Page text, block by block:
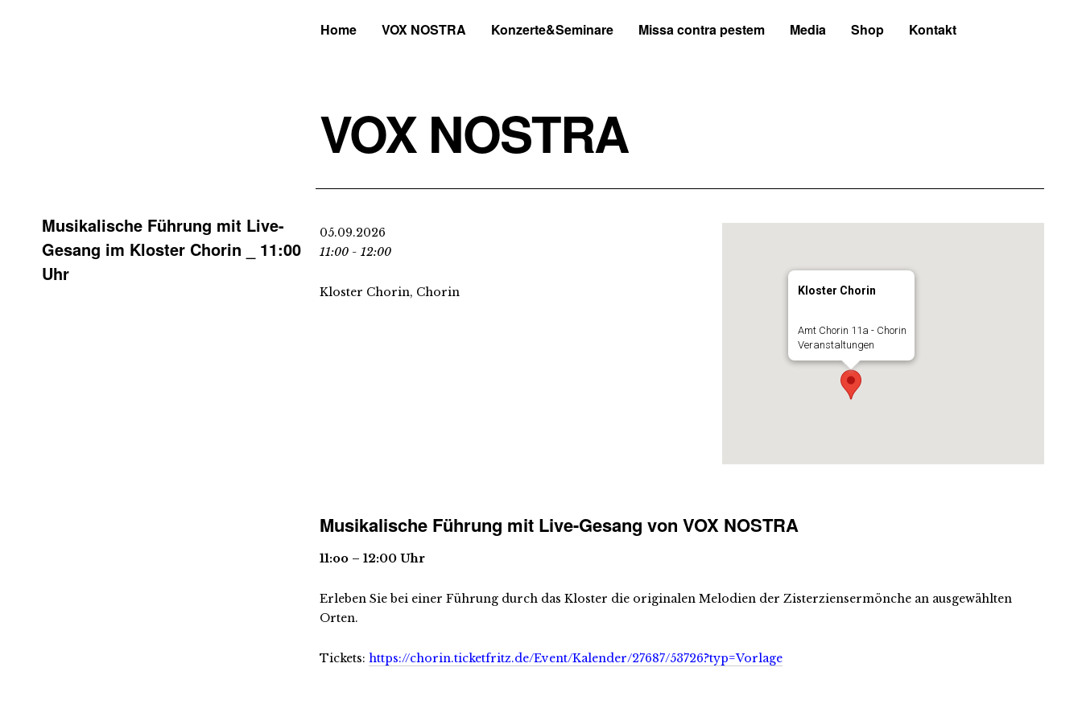
Home VOX NOSTRA Konzerte&Seminare Missa contra pestem Media Shop Kontakt
VOX NOSTRA
Musikalische Führung mit Live-
Gesang im Kloster Chorin _ 11:00
Uhr
Kloster Chorin
Amt Chorin 11a - Chorin
Veranstaltungen
05.09.2026
11:00 - 12:00
Kloster Chorin, Chorin
Musikalische Führung mit Live-Gesang von VOX NOSTRA
11:oo – 12:00 Uhr
Erleben Sie bei einer Führung durch das Kloster die originalen Melodien der Zisterziensermönche an ausgewählten
Orten.
Tickets: https://chorin.ticketfritz.de/Event/Kalender/27687/53726?typ=Vorlage